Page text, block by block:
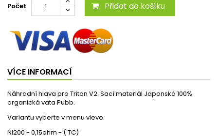
Počet Přidat do košíku
VÍCE INFORMACÍ
Náhradní hlava pro Triton V2. Sací materiál Japonská 100%
organická vata Pubb.
Variantu vyberte v menu vlevo.
Ni200 - 0,15ohm - ( TC)